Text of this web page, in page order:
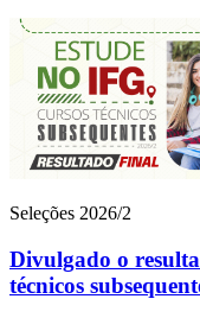
Seleções 2026/2
Divulgado o
técnicos